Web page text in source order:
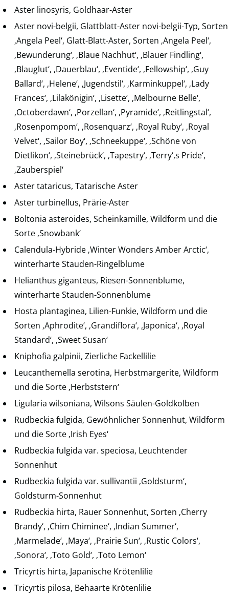
Aster linosyris, Goldhaar-Aster
Aster novi-belgii, Glattblatt-Aster novi-belgii-Typ, Sorten
‚Angela Peel‘, Glatt-Blatt-Aster, Sorten ‚Angela Peel‘,
‚Bewunderung‘, ‚Blaue Nachhut‘, ‚Blauer Findling‘,
‚Blauglut‘, ‚Dauerblau‘, ‚Eventide‘, ‚Fellowship‘, ‚Guy
Ballard‘, ‚Helene‘, ‚Jugendstil‘, ‚Karminkuppel‘, ‚Lady
Frances‘, ‚Lilakönigin‘, ‚Lisette‘, ‚Melbourne Belle‘,
‚Octoberdawn‘, ‚Porzellan‘, ‚Pyramide‘, ‚Reitlingstal‘,
‚Rosenpompom‘, ‚Rosenquarz‘, ‚Royal Ruby‘, ‚Royal
Velvet‘, ‚Sailor Boy‘, ‚Schneekuppe‘, ‚Schöne von
Dietlikon‘, ‚Steinebrück‘, ‚Tapestry‘, ‚Terry‘,s Pride‘,
‚Zauberspiel‘
Aster tataricus, Tatarische Aster
Aster turbinellus, Prärie-Aster
Boltonia asteroides, Scheinkamille, Wildform und die
Sorte ‚Snowbank‘
Calendula-Hybride ‚Winter Wonders Amber Arctic‘,
winterharte Stauden-Ringelblume
Helianthus giganteus, Riesen-Sonnenblume,
winterharte Stauden-Sonnenblume
Hosta plantaginea, Lilien-Funkie, Wildform und die
Sorten ‚Aphrodite‘, ‚Grandiflora‘, ‚Japonica‘, ‚Royal
Standard‘, ‚Sweet Susan‘
Kniphofia galpinii, Zierliche Fackellilie
Leucanthemella serotina, Herbstmargerite, Wildform
und die Sorte ‚Herbststern‘
Ligularia wilsoniana, Wilsons Säulen-Goldkolben
Rudbeckia fulgida, Gewöhnlicher Sonnenhut, Wildform
und die Sorte ‚Irish Eyes‘
Rudbeckia fulgida var. speciosa, Leuchtender
Sonnenhut
Rudbeckia fulgida var. sullivantii ‚Goldsturm‘,
Goldsturm-Sonnenhut
Rudbeckia hirta, Rauer Sonnenhut, Sorten ‚Cherry
Brandy‘, ‚Chim Chiminee‘, ‚Indian Summer‘,
‚Marmelade‘, ‚Maya‘, ‚Prairie Sun‘, ‚Rustic Colors‘,
‚Sonora‘, ‚Toto Gold‘, ‚Toto Lemon‘
Tricyrtis hirta, Japanische Krötenlilie
Tricyrtis pilosa, Behaarte Krötenlilie